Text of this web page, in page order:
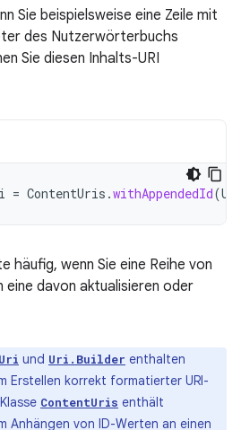
Sie beispielsweise eine Zeile mit
des Nutzerwörterbuchs
Sie diesen Inhalts-URI
= ContentUris .withAppendedId(
häufig, wenn Sie eine Reihe von
eine davon aktualisieren oder
Uri und Uri.Builder enthalten
Erstellen korrekt formatierter URI-
ContentUris enthält
Anhängen von ID-Werten an einen